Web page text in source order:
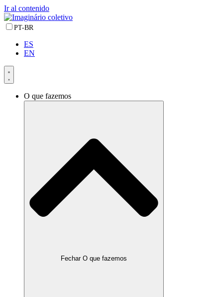
Ir al contenido
PT-BR
ES
EN
O que fazemos
Fechar O que fazemos